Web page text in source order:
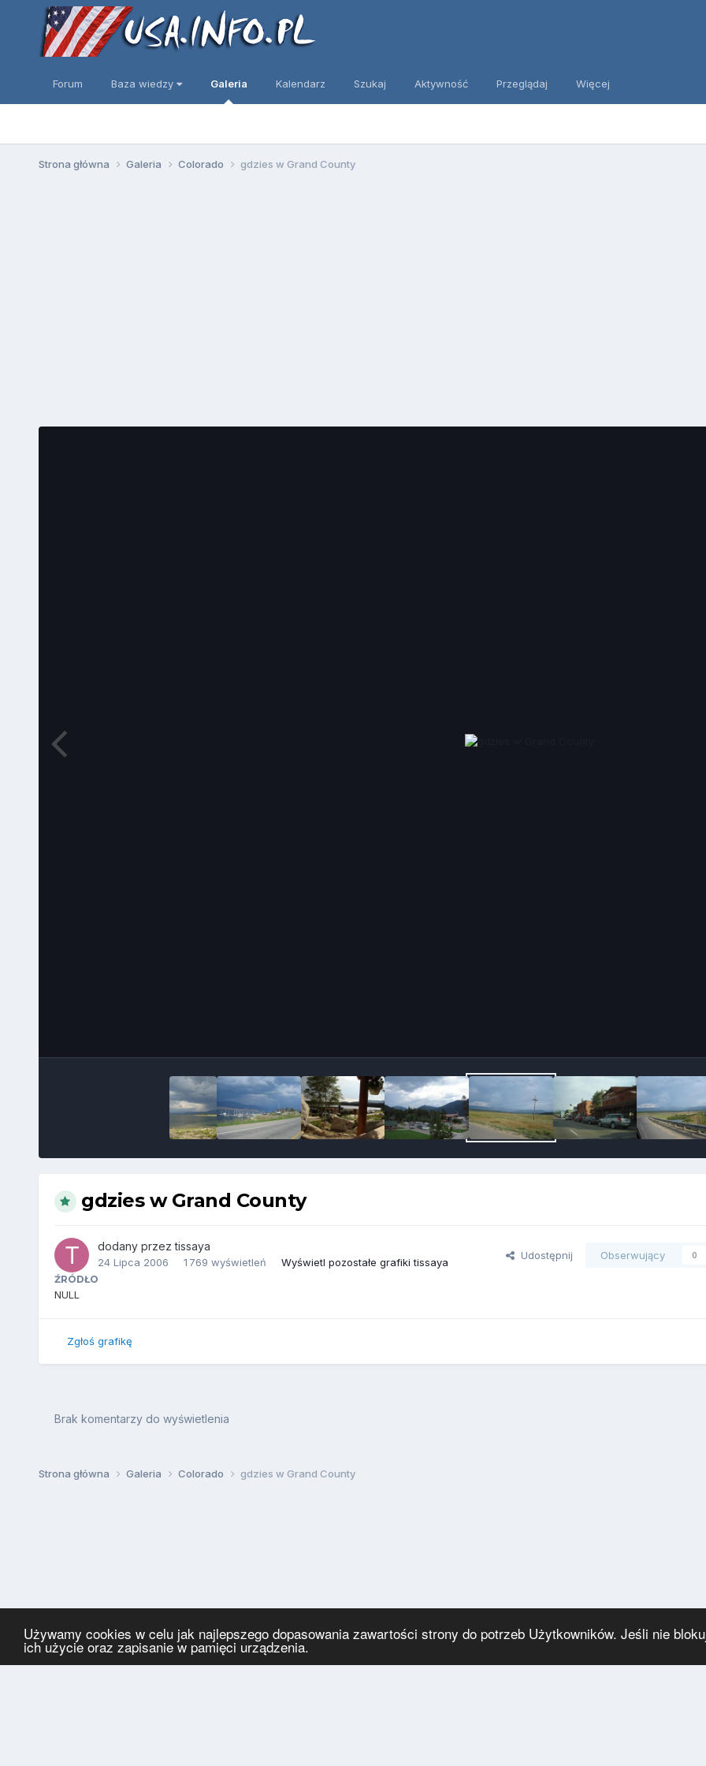
Używamy cookies w celu jak najlepszego dopasowania zawartości strony do potrzeb Użytkowników. Jeśli nie
ich użycie oraz zapisanie w pamięci urządzenia.
Forum Baza wiedzy Galeria Kalendarz Szukaj Aktywność Przeglądaj Więcej
Strona główna Galeria Colorado gdzies w Grand County
gdzies w Grand County
dodany przeztissaya
24 Lipca 2006 1 769 wyświetleń Wyświetl pozostałe grafiki tissaya
Udostępnij Obserwujący 0
ŹRÓDŁO
NULL
Zgłoś grafikę
Brak komentarzy do wyświetlenia
Strona główna Galeria Colorado gdzies w Grand County